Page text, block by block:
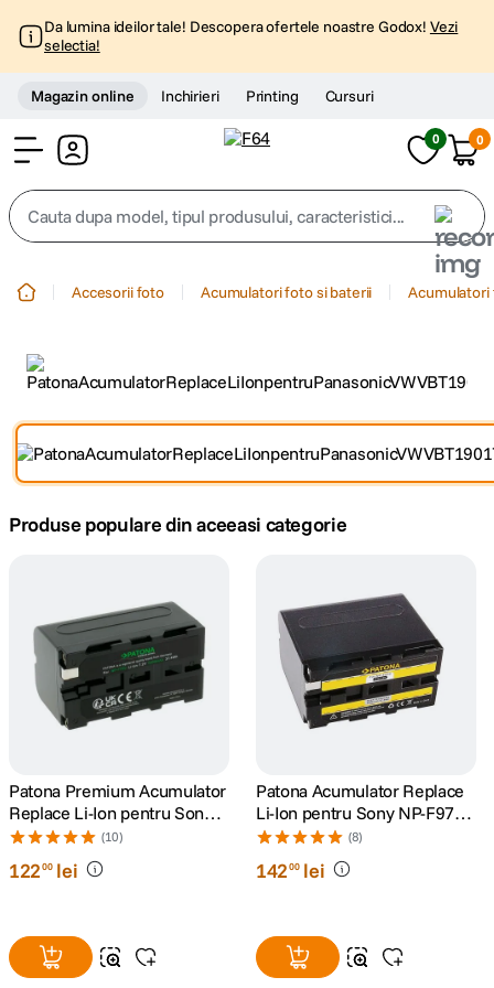
Da lumina ideilor tale! Descopera ofertele noastre Godox! Vezi
selectia!
Magazin online Inchirieri Printing Cursuri
0 0
Cauta dupa model, tipul produsului, caracteristici...
2. trepied
4. peak design
canon sx740 hs
7. sony fx
. card memorie
10. dji osmo
Accesorii foto Acumulatori foto si baterii
Produse populare din aceeasi categorie
Patona Premium Acumulator
Replace Li-Ion pentru Sony
NP-F750 5200mAh 7.4V
(10)
12200 lei
Patona Acumulator Replace
Li-Ion pentru Sony NP-F970
6600 mAh 7.2V
(8)
14200 lei